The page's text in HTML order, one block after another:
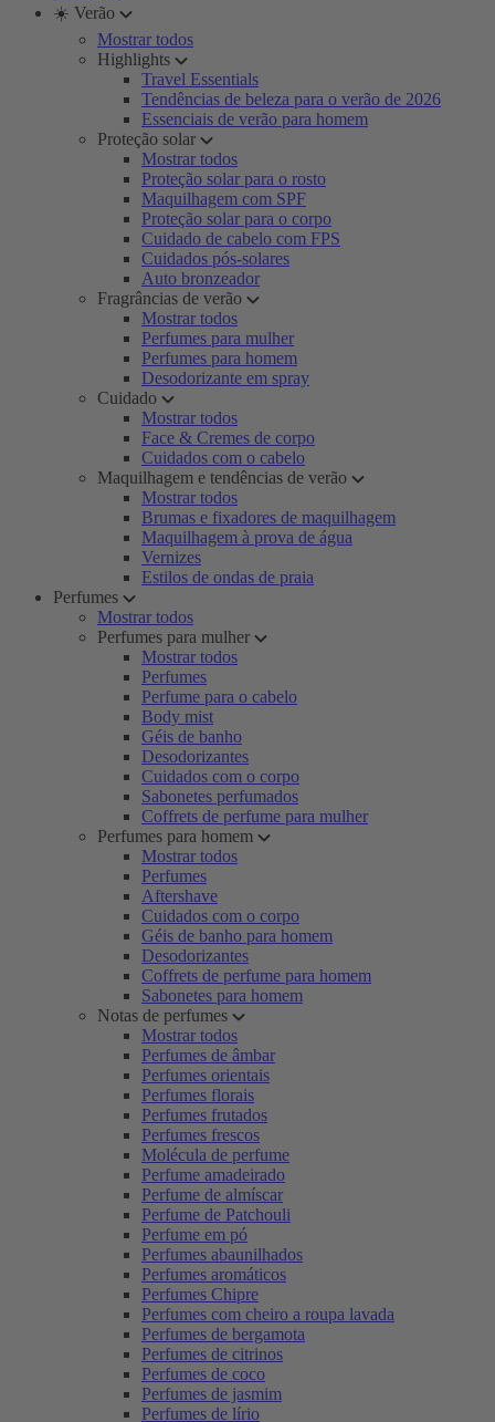
☀️ Verão
Mostrar todos
Highlights
Travel Essentials
Tendências de beleza para o verão de 2026
Essenciais de verão para homem
Proteção solar
Mostrar todos
Proteção solar para o rosto
Maquilhagem com SPF
Proteção solar para o corpo
Cuidado de cabelo com FPS
Cuidados pós-solares
Auto bronzeador
Fragrâncias de verão
Mostrar todos
Perfumes para mulher
Perfumes para homem
Desodorizante em spray
Cuidado
Mostrar todos
Face & Cremes de corpo
Cuidados com o cabelo
Maquilhagem e tendências de verão
Mostrar todos
Brumas e fixadores de maquilhagem
Maquilhagem à prova de água
Vernizes
Estilos de ondas de praia
Perfumes
Mostrar todos
Perfumes para mulher
Mostrar todos
Perfumes
Perfume para o cabelo
Body mist
Géis de banho
Desodorizantes
Cuidados com o corpo
Sabonetes perfumados
Coffrets de perfume para mulher
Perfumes para homem
Mostrar todos
Perfumes
Aftershave
Cuidados com o corpo
Géis de banho para homem
Desodorizantes
Coffrets de perfume para homem
Sabonetes para homem
Notas de perfumes
Mostrar todos
Perfumes de âmbar
Perfumes orientais
Perfumes florais
Perfumes frutados
Perfumes frescos
Molécula de perfume
Perfume amadeirado
Perfume de almíscar
Perfume de Patchouli
Perfume em pó
Perfumes abaunilhados
Perfumes aromáticos
Perfumes Chipre
Perfumes com cheiro a roupa lavada
Perfumes de bergamota
Perfumes de citrinos
Perfumes de coco
Perfumes de jasmim
Perfumes de lírio